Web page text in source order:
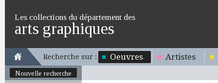
Les collections du département des
arts graphiques
Recherche sur : Oeuvres Artistes
Nouvelle recherche